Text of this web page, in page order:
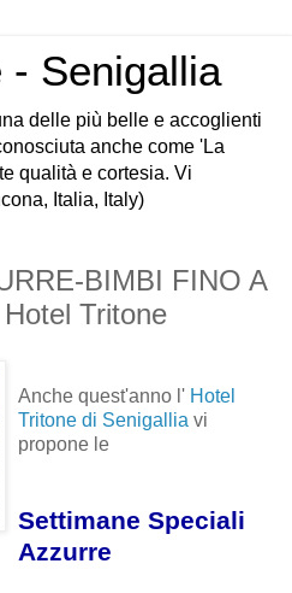
- Senigallia
delle più belle e accoglienti
anche come 'La
qualità e cortesia. Vi
Italia, Italy)
BIMBI FINO A
Tritone
Anche quest'anno l' Hotel
Tritone di Senigallia vi
propone le
Settimane Speciali
Azzurre